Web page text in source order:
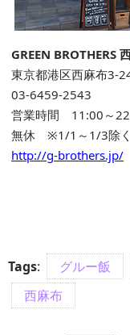
GREEN BROTHERS
東京都港区西麻布3-
03-6459-2543
営業時間 11:00～
無休 ※1/1～1/3除く
http://g-brothers.jp/
Tags: グルー飯
西麻布